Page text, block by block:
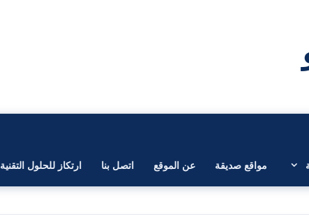
مواقع صديقة عن الموقع اتصل بنا ارتكاز للحلول التقنية